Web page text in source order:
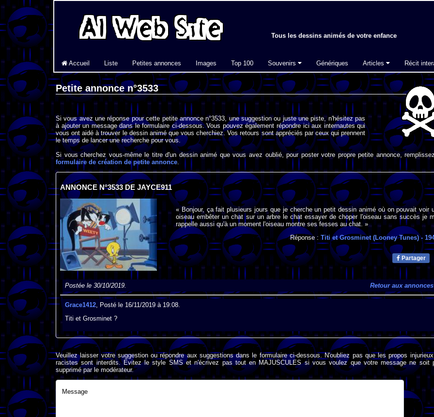
Tous les dessins animés de votre enfance
Accueil Liste Petites annonces Images Top 100 Souvenirs Génériques Articles Récit
Petite annonce n°3533
Si vous avez une réponse pour cette petite annonce n°3533, une suggestion ou juste une piste, n'hésitez pas
à ajouter un message dans le formulaire ci-dessous. Vous pouvez également répondre ici aux internautes qui
vous ont aidé à trouver le dessin animé que vous cherchiez. Vos retours sont appréciés par ceux qui prennent
le temps de lancer une recherche pour vous.
Si vous cherchez vous-même le titre d'un dessin animé que vous avez oublié, pour poster votre propre petite annonce,
formulaire de création de petite annonce.
ANNONCE N°3533 DE JAYCE911
« Bonjour, ça fait plusieurs jours que je cherche un petit dessin animé où on pouvait voir
oiseau embêter un chat sur un arbre le chat essayer de choper l'oiseau sans succès je
rappelle aussi qu'à un moment l'oiseau montre ses fesses au chat. »
Réponse :Titi et Grosminet (Looney Tunes)-
Partager
Postée le 30/10/2019. Retour aux annonces
Grace1412, Posté le 16/11/2019 à 19:08.
Titi et Grosminet ?
Veuillez laisser votre suggestion ou répondre aux suggestions dans le formulaire ci-dessous. N'oubliez pas que les propos
racistes sont interdits. Evitez le style SMS et n'écrivez pas tout en MAJUSCULES si vous voulez que votre message ne soit
supprimé par le modérateur.
Message